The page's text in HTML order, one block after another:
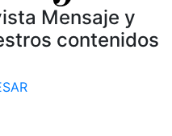
Mensaje y
contenidos